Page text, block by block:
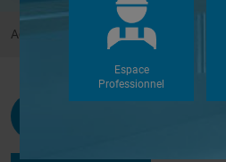
Accueil Forums Autres
Manu75
Espace
Professionnel